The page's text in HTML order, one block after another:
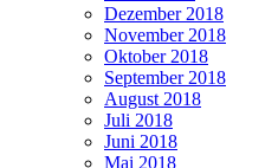
Dezember 2018
November 2018
Oktober 2018
September 2018
August 2018
Juli 2018
Juni 2018
Mai 2018